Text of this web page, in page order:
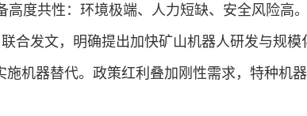
高度共性：环境极端、人力短缺、安全风险高
合发文，明确提出加快矿山机器人研发与规模
施机器替代。政策红利叠加刚性需求，特种机